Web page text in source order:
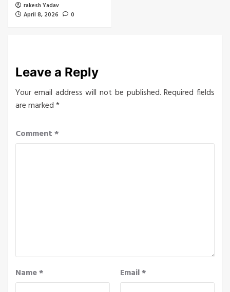
rakesh Yadav
April 8, 2026
0
Leave a Reply
Your email address will not be published. Required fields
are marked*
Comment*
Name* Email*